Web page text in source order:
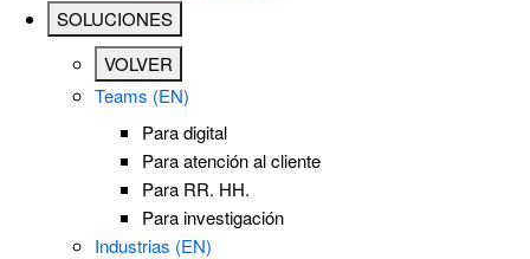
SOLUCIONES
VOLVER
Teams (EN)
Para digital
Para atención al cliente
Para RR. HH.
Para investigación
Industrias (EN)